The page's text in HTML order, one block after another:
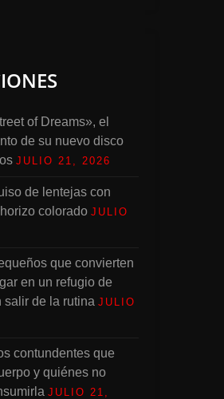
of Dreams», el
de su nuevo disco
JULIO 21, 2026
de lentejas con
colorado JULIO
que convierten
en un refugio de
salir de la rutina JULIO
contundentes que
y quiénes no
JULIO 21,